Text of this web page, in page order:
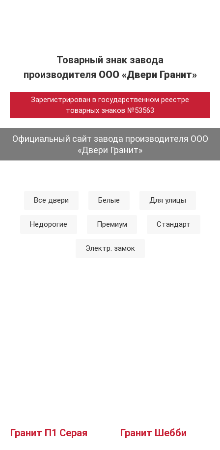
Товарный знак завода
производителя ООО «Двери Гранит»
Зарегистрирован в государственном реестре
товарных знаков №53563
Официальный сайт завода производителя ООО
«Двери Гранит»
Все двери Белые Для улицы
Недорогие Премиум Стандарт
Электр. замок
Гранит П1 Серая Гранит Шебби